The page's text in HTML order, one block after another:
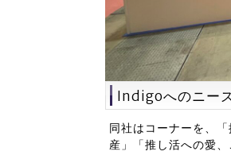
Indigoへのニー
同社はコーナーを、
産」「推し活への愛